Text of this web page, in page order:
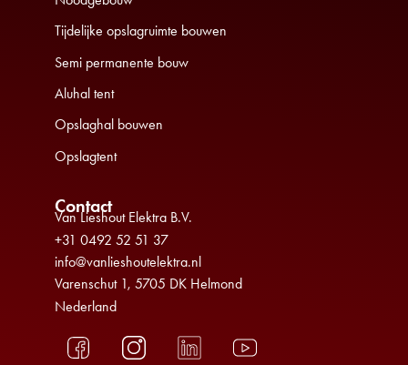
Tijdelijke opslagruimte bouwen
Semi permanente bouw
Aluhal tent
Opslaghal bouwen
Opslagtent
Contact
Van Lieshout Elektra B.V.
+31 0492 52 51 37
info@vanlieshoutelektra.nl
Varenschut 1, 5705 DK Helmond
Nederland